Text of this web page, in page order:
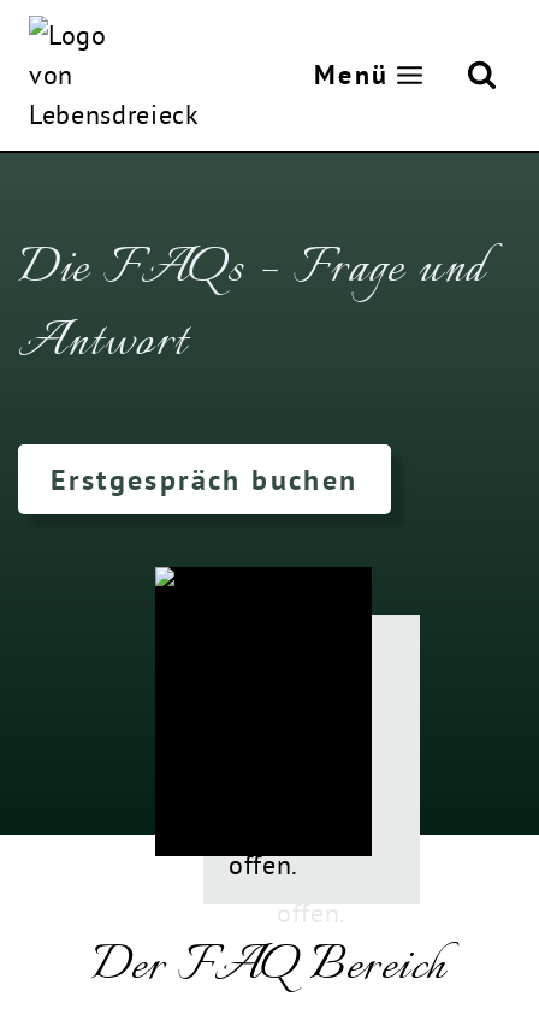
Zum
springen
Menü
Die FAQs – Frage und
Antwort
Erstgespräch buchen
Der FAQ Bereich